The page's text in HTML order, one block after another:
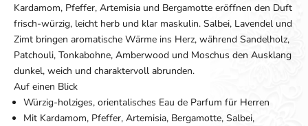
Kardamom, Pfeffer, Artemisia und Bergamotte eröffnen den Duft
frisch-würzig, leicht herb und klar maskulin. Salbei, Lavendel und
Zimt bringen aromatische Wärme ins Herz, während Sandelholz,
Patchouli, Tonkabohne, Amberwood und Moschus den Ausklang
dunkel, weich und charaktervoll abrunden.
Auf einen Blick
Würzig-holziges, orientalisches Eau de Parfum für Herren
Mit Kardamom, Pfeffer, Artemisia, Bergamotte, Salbei,